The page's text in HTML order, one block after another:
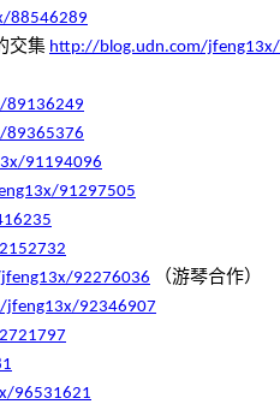
88546289
交集 http://blog.udn.com/
89136249
89365376
91194096
91297505
92276036 （游琴合作）
92346907
96531621